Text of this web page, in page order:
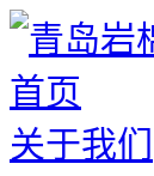
首页
关于我们